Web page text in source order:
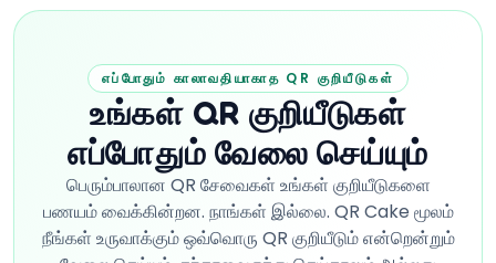
எப்போதும் காலாவதியாகாத QR குறியீடுகள்
உங்கள் QR குறியீடுகள்
எப்போதும் வேலை செய்யும்
பெரும்பாலான QR சேவைகள் உங்கள் குறியீடுகளை
பணயம் வைக்கின்றன. நாங்கள் இல்லை. QR Cake மூலம்
நீங்கள் உருவாக்கும் ஒவ்வொரு QR குறியீடும் என்றென்றும்